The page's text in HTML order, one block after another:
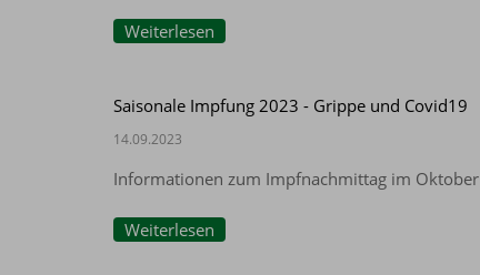
Weiterlesen
Saisonale Impfung 2023 - Grippe und Covid19
14.09.2023
Informationen zum Impfnachmittag im Oktober
Weiterlesen